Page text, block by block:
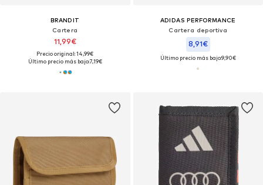
BRANDIT
Cartera
11,99€
Precio original: 14,99€
Último precio más bajo:7,19€
ADIDAS PERFORMANCE
Cartera deportiva
8,91€
Último precio más bajo:9,90€